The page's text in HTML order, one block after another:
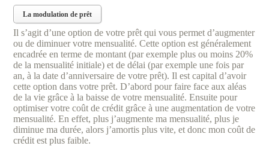
La modulation de prêt
Il s’agit d’une option de votre prêt qui vous permet d’augmenter
ou de diminuer votre mensualité. Cette option est généralement
encadrée en terme de montant (par exemple plus ou moins 20%
de la mensualité initiale) et de délai (par exemple une fois par
an, à la date d’anniversaire de votre prêt). Il est capital d’avoir
cette option dans votre prêt. D’abord pour faire face aux aléas
de la vie grâce à la baisse de votre mensualité. Ensuite pour
optimiser votre coût de crédit grâce à une augmentation de votre
mensualité. En effet, plus j’augmente ma mensualité, plus je
diminue ma durée, alors j’amortis plus vite, et donc mon coût de
crédit est plus faible.